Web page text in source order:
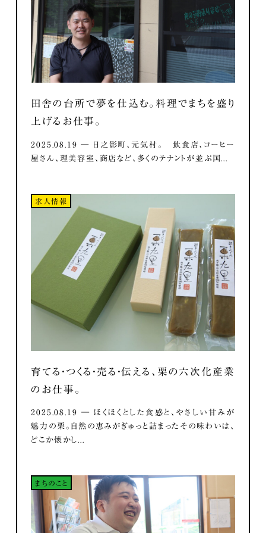
田舎の台所で夢を仕込む。料理でまちを盛り
上げるお仕事。
2025.08.19 ― 日之影町、元気村。 飲食店、コーヒー
屋さん、理美容室、商店など、多くのテナントが並ぶ国...
求人情報
育てる・つくる・売る・伝える、栗の六次化産業
のお仕事。
2025.08.19 ― ほくほくとした食感と、やさしい甘みが
魅力の栗。自然の恵みがぎゅっと詰まったその味わいは、
どこか懐かし...
まちのこと